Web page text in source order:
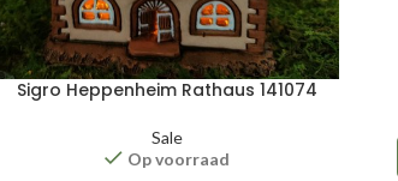
Sigro Heppenheim Rathaus 141074
Sale
Op voorraad